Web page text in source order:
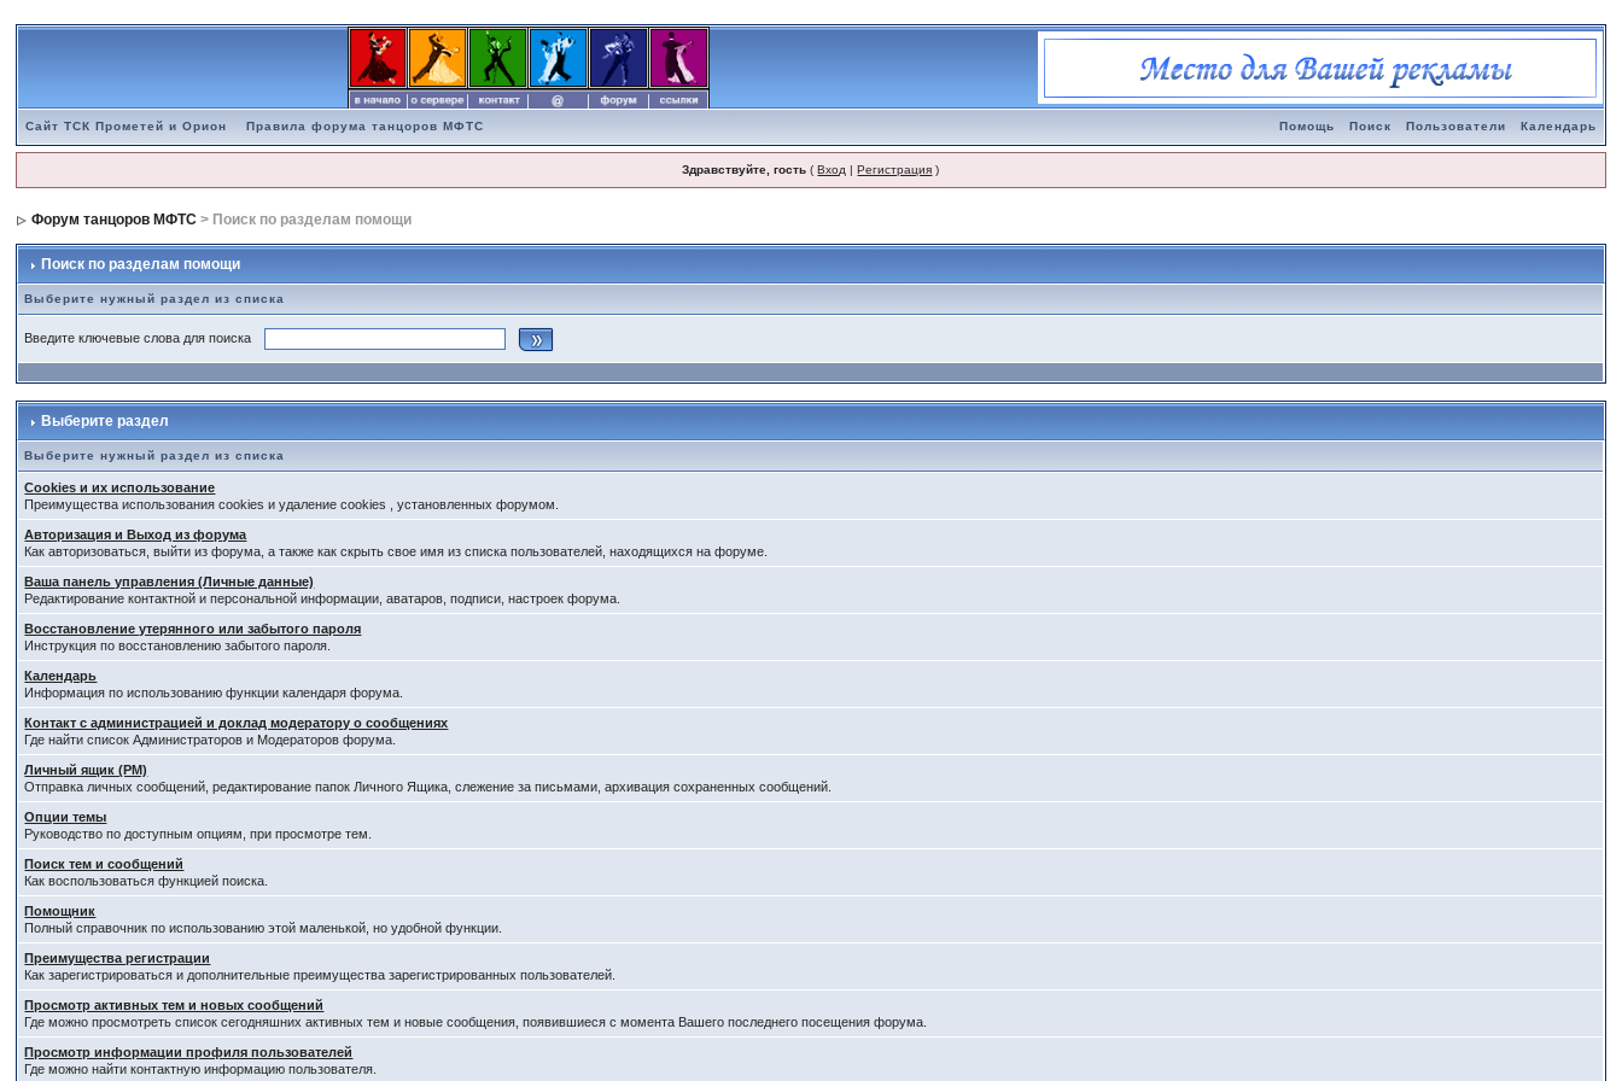
Сайт ТСК Прометей и Орион Правила форума танцоров МФТС Помощь Поиск Пользователи Календарь
Здравствуйте, гость (Вход |Регистрация )
Форум танцоров МФТС > Поиск по разделам помощи
Поиск по разделам помощи
Выберите нужный раздел из списка
Введите ключевые слова для поиска
Выберите раздел
Выберите нужный раздел из списка
Cookies и их использование
Преимущества использования cookies и удаление cookies , установленных форумом.
Авторизация и Выход из форума
Как авторизоваться, выйти из форума, а также как скрыть свое имя из списка пользователей, находящихся на форуме.
Ваша панель управления (Личные данные)
Редактирование контактной и персональной информации, аватаров, подписи, настроек форума.
Восстановление утерянного или забытого пароля
Инструкция по восстановлению забытого пароля.
Календарь
Информация по использованию функции календаря форума.
Контакт с администрацией и доклад модератору о сообщениях
Где найти список Администраторов и Модераторов форума.
Личный ящик (PM)
Отправка личных сообщений, редактирование папок Личного Ящика, слежение за письмами, архивация сохраненных сообщений.
Опции темы
Руководство по доступным опциям, при просмотре тем.
Поиск тем и сообщений
Как воспользоваться функцией поиска.
Помощник
Полный справочник по использованию этой маленькой, но удобной функции.
Преимущества регистрации
Как зарегистрироваться и дополнительные преимущества зарегистрированных пользователей.
Просмотр активных тем и новых сообщений
Где можно просмотреть список сегодняшних активных тем и новые сообщения, появившиеся с момента Вашего последнего посещения форума.
Просмотр информации профиля пользователей
Где можно найти контактную информацию пользователя.